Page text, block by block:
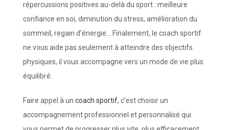
répercussions positives au-delà du sport : meilleure
confiance en soi, diminution du stress, amélioration du
sommeil, regain d’énergie… Finalement, le coach sportif
ne vous aide pas seulement à atteindre des objectifs
physiques, il vous accompagne vers un mode de vie plus
équilibré.
Faire appel à un coach sportif, c’est choisir un
accompagnement professionnel et personnalisé qui